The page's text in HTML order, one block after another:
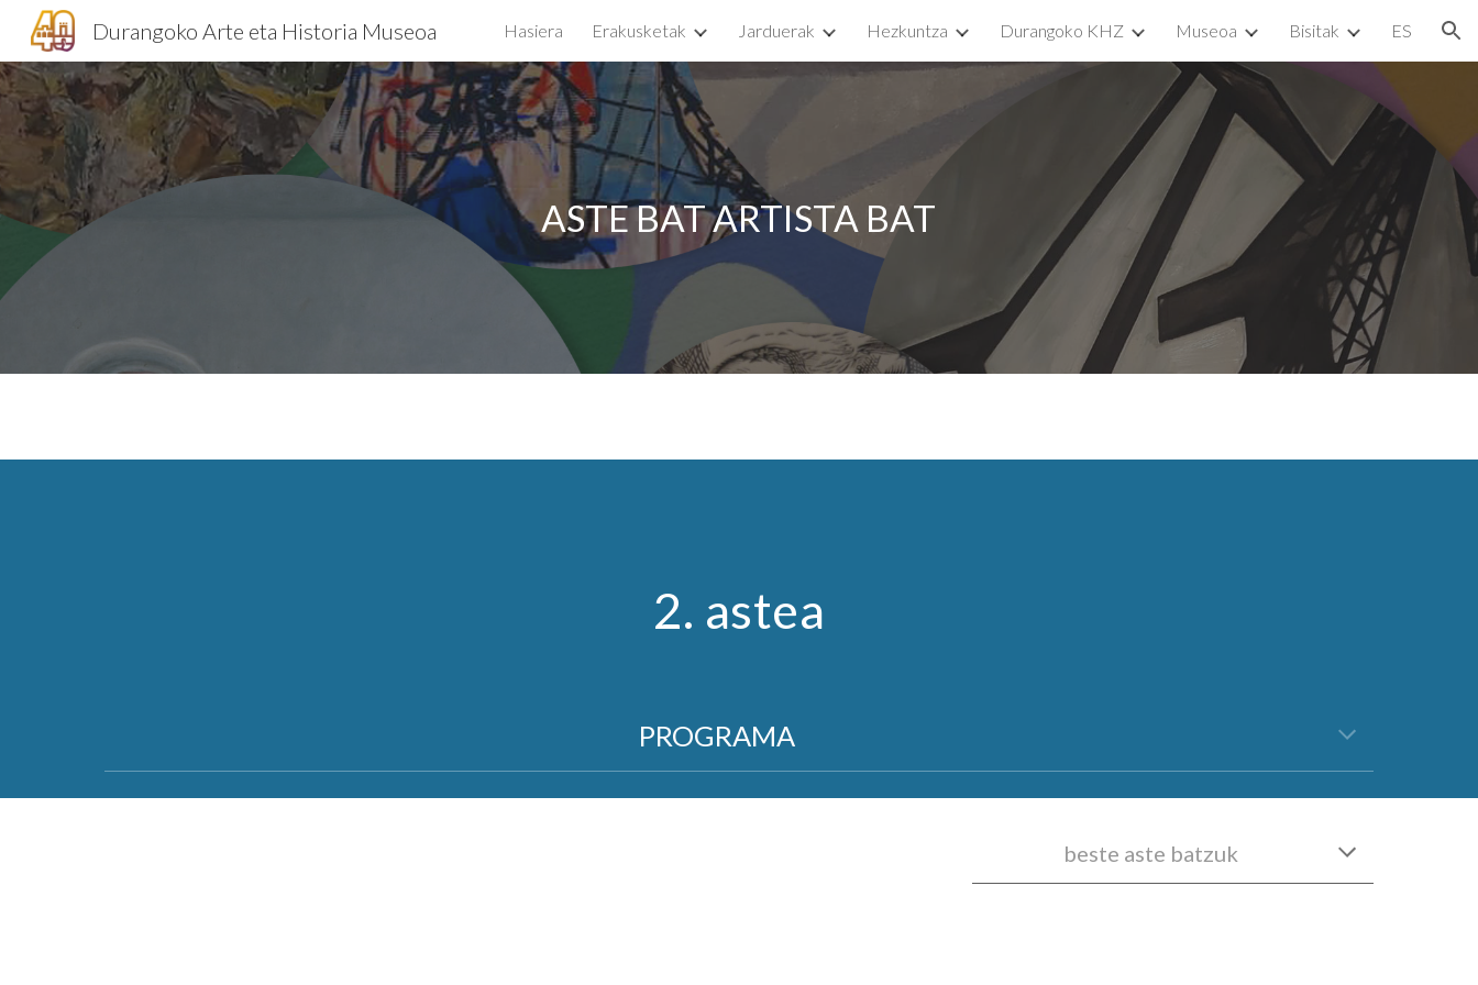
Skip to main content Skip to navigation
Durangoko Arte eta Historia Museoa Hasiera Erakusketak Jarduerak Hezkuntza Durangoko KHZ Museoa Bisitak ES
ASTE BAT ARTISTA BAT
2. astea
PROGRAMA
beste aste batzuk